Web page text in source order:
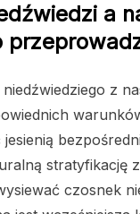
a
z
jesienią
stratyfikację
czosnek